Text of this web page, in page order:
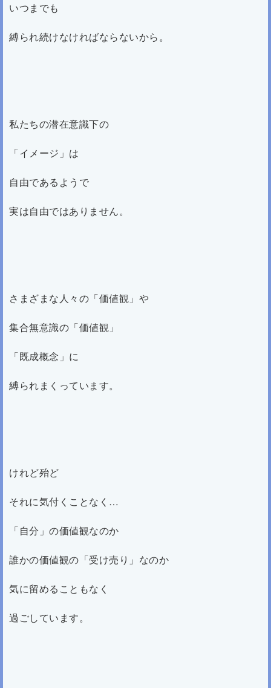
いつまでも
縛られ続けなければならないから。
私たちの潜在意識下の
「イメージ」は
自由であるようで
実は自由ではありません。
さまざまな人々の「価値観」や
集合無意識の「価値観」
「既成概念」に
縛られまくっています。
けれど殆ど
それに気付くことなく…
「自分」の価値観なのか
誰かの価値観の「受け売り」なのか
気に留めることもなく
過ごしています。